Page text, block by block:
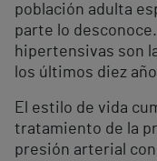
población adulta
parte lo
hipertensivas son
los últimos diez
El estilo de vida
tratamiento de la
presión arterial